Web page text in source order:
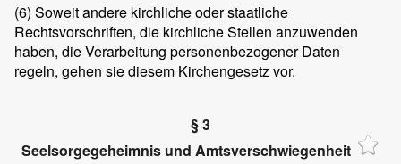
(6) Soweit andere kirchliche oder staatliche
Rechtsvorschriften, die kirchliche Stellen anzuwenden
haben, die Verarbeitung personenbezogener Daten
regeln, gehen sie diesem Kirchengesetz vor.
§ 3
Seelsorgegeheimnis und Amtsverschwiegenheit